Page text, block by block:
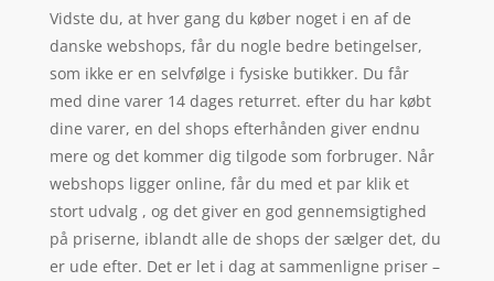
Vidste du, at hver gang du køber noget i en af de
danske webshops, får du nogle bedre betingelser,
som ikke er en selvfølge i fysiske butikker. Du får
med dine varer 14 dages returret. efter du har købt
dine varer, en del shops efterhånden giver endnu
mere og det kommer dig tilgode som forbruger. Når
webshops ligger online, får du med et par klik et
stort udvalg , og det giver en god gennemsigtighed
på priserne, iblandt alle de shops der sælger det, du
er ude efter. Det er let i dag at sammenligne priser –